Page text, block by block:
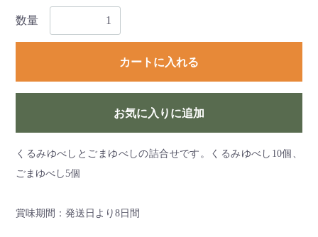
数量
カートに入れる
お気に入りに追加
くるみゆべしとごまゆべしの詰合せです。くるみゆべし10個、
ごまゆべし5個
賞味期間：発送日より8日間